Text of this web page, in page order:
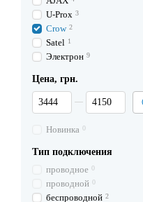
U-Prox 3
Crow 2
Satel 1
Электрон 9
Цена, грн.
От Цена, грн.
До Цена, грн.
Новинка 0
Тип подключения
проводное 0
проводной 0
беспроводной 2